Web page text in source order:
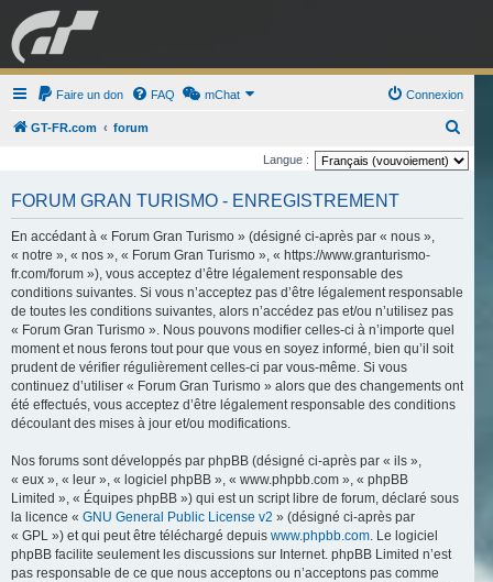
GRAN TURISMO FORUM
BOUTIQUE
Faire un don FAQ mChat Connexion
GT-FR.com forum
e
Langue :
FORUM GRAN TURISMO - ENREGISTREMENT
En accédant à « Forum Gran Turismo » (désigné ci-après par « nous »,
« notre », « nos », « Forum Gran Turismo », « https://www.granturismo-
fr.com/forum »), vous acceptez d’être légalement responsable des
conditions suivantes. Si vous n’acceptez pas d’être légalement responsable
de toutes les conditions suivantes, alors n’accédez pas et/ou n’utilisez pas
« Forum Gran Turismo ». Nous pouvons modifier celles-ci à n’importe quel
moment et nous ferons tout pour que vous en soyez informé, bien qu’il soit
prudent de vérifier régulièrement celles-ci par vous-même. Si vous
continuez d’utiliser « Forum Gran Turismo » alors que des changements ont
été effectués, vous acceptez d’être légalement responsable des conditions
découlant des mises à jour et/ou modifications.
Nos forums sont développés par phpBB (désigné ci-après par « ils »,
« eux », « leur », « logiciel phpBB », « www.phpbb.com », « phpBB
Limited », « Équipes phpBB ») qui est un script libre de forum, déclaré sous
la licence « GNU General Public License v2 » (désigné ci-après par
« GPL ») et qui peut être téléchargé depuis www.phpbb.com. Le logiciel
phpBB facilite seulement les discussions sur Internet. phpBB Limited n’est
pas responsable de ce que nous acceptons ou n’acceptons pas comme